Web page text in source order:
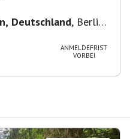
Deutschland, Berlin-
ANMELDEFRIST
VORBEI